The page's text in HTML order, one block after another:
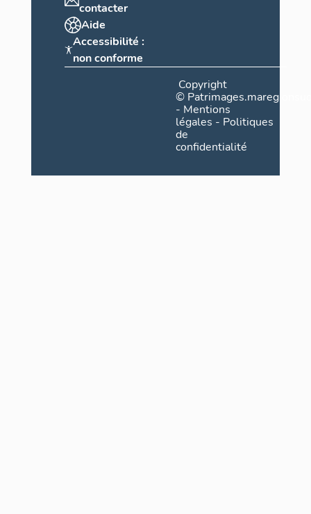
contacter
Aide
Accessibilité :
non conforme
Copyright
©
- Mentions
légales - Politiques
de
confidentialité